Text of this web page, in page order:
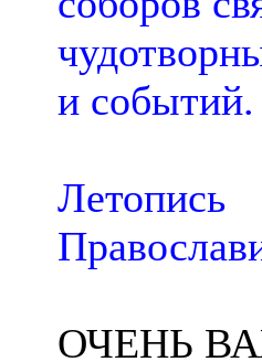
и событий.
Летопись
ОЧЕНЬ